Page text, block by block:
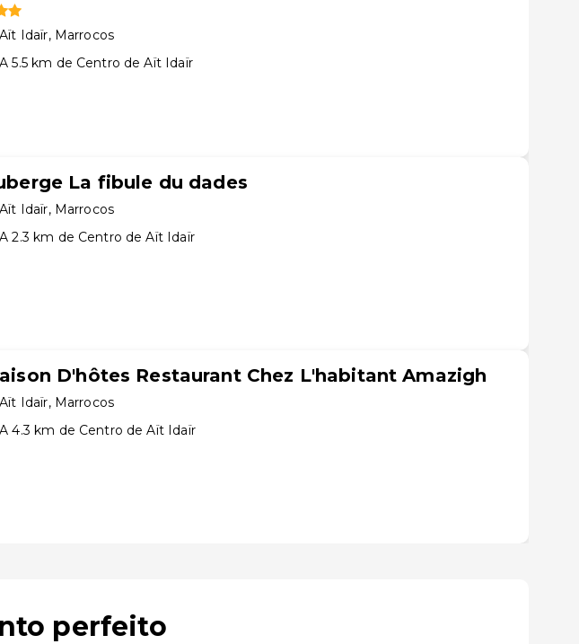
Aït Idaïr, Marrocos
A 5.5 km de Centro de Aït Idaïr
La fibule du dades
Aït Idaïr, Marrocos
A 2.3 km de Centro de Aït Idaïr
D'hôtes Restaurant Chez L'habitant Amazigh
Aït Idaïr, Marrocos
A 4.3 km de Centro de Aït Idaïr
perfeito